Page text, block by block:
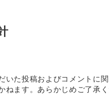
いた投稿およびコメントに
ねます。あらかじめご了承く